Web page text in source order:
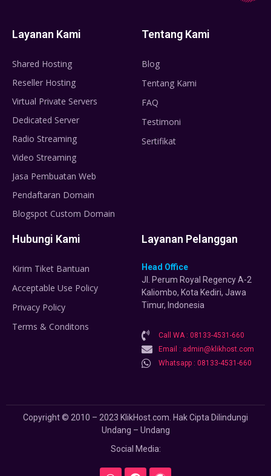
Layanan Kami
Shared Hosting
Reseller Hosting
Virtual Private Servers
Dedicated Server
Radio Streaming
Video Streaming
Jasa Pembuatan Web
Pendaftaran Domain
Blogspot Custom Domain
Tentang Kami
Blog
Tentang Kami
FAQ
Testimoni
Sertifikat
Hubungi Kami
Kirim Tiket Bantuan
Acceptable Use Policy
Privacy Policy
Terms & Conditons
Layanan Pelanggan
Head Office
Jl. Perum Royal Regency A-2
Kaliombo, Kota Kediri, Jawa
Timur, Indonesia
Call WA : 08133-4531-660
Email : admin@klikhost.com
Whatsapp : 08133-4531-660
Copyright © 2010 – 2023 KlikHost.com. Hak Cipta Dilindungi
Undang – Undang
Social Media: